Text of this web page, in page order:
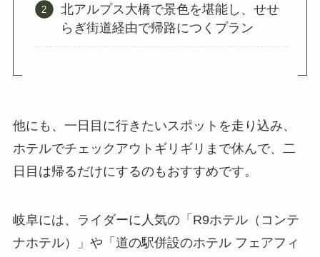
北アルプス大橋で景色を堪能し、せせ
らぎ街道経由で帰路につくプラン
他にも、一日目に行きたいスポットを走り込み、
ホテルでチェックアウトギリギリまで休んで、二
日目は帰るだけにするのもおすすめです。
岐阜には、ライダーに人気の「R9ホテル（コンテ
ナホテル）」や「道の駅併設のホテル フェアフィ